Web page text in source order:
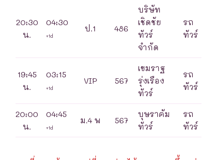
20:30
น.
04:30
+1d
ป.1 486
บริษัท
เชิดชัย
ทัวร์
จำกัด
รถ
ทัวร์
19:45
น.
03:15
+1d
VIP 567
เขมราฐ
รุ่งเรือง
ทัวร์
รถ
ทัวร์
20:00
น.
04:45
+1d
ม.4 พ 567
บุษราคัม
ทัวร์
รถ
ทัวร์